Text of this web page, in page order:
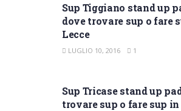
Sup Tiggiano stand up
dove trovare sup o fare
Lecce
LUGLIO 10, 2016 1
Sup Tricase stand up
trovare sup o fare sup